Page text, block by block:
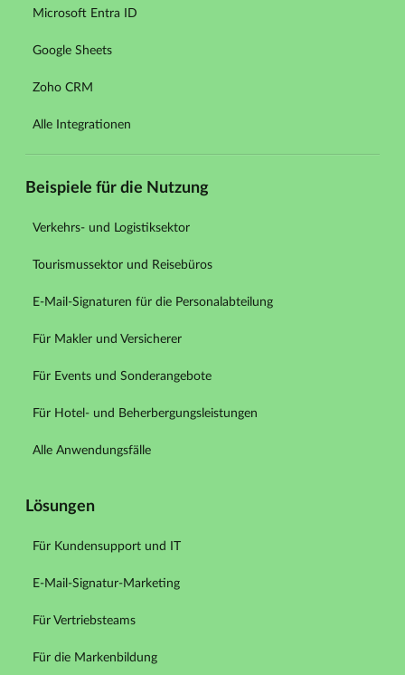
Microsoft Entra ID
Google Sheets
Zoho CRM
Alle Integrationen
Beispiele für die Nutzung
Verkehrs- und Logistiksektor
Tourismussektor und Reisebüros
E-Mail-Signaturen für die Personalabteilung
Für Makler und Versicherer
Für Events und Sonderangebote
Für Hotel- und Beherbergungsleistungen
Alle Anwendungsfälle
Lösungen
Für Kundensupport und IT
E-Mail-Signatur-Marketing
Für Vertriebsteams
Für die Markenbildung